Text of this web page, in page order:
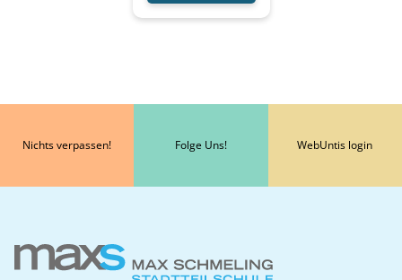
Nichts verpassen! Folge Uns! WebUntis login